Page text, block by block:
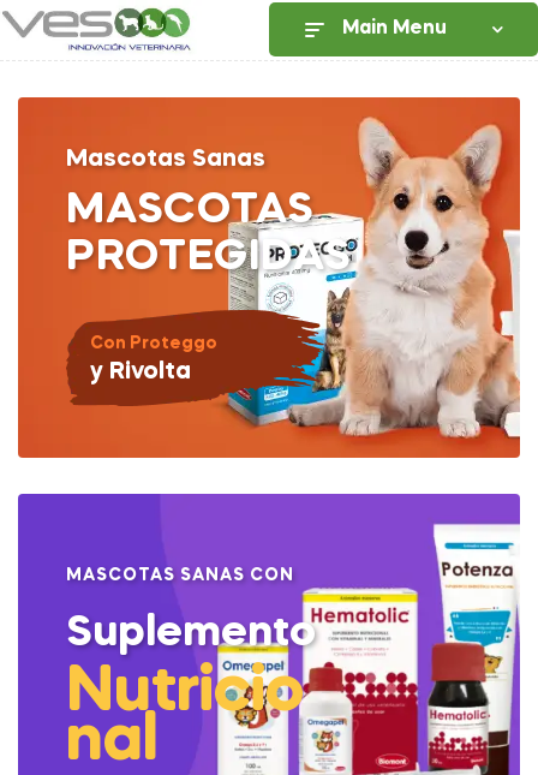
Main Menu
MASCOTAS
PROTEGIDAS
Mascotas Sanas
Con Proteggo
y Rivolta
MASCOTAS SANAS CON
Suplemento
Nutricio
nal